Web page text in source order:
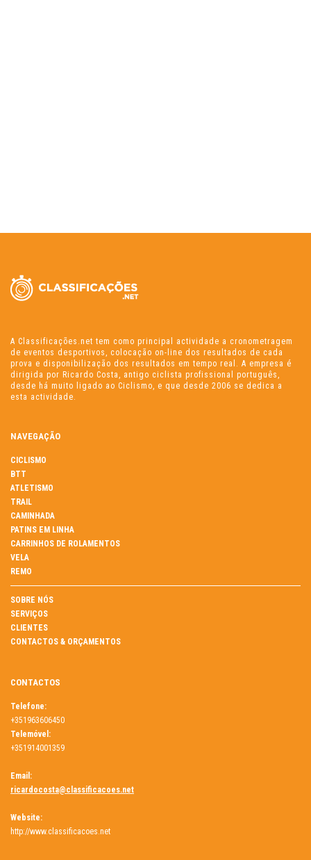
A Classificações.net tem como principal actividade a cronometragem
de eventos desportivos, colocação on-line dos resultados de cada
prova e disponibilização dos resultados em tempo real. A empresa é
dirigida por Ricardo Costa, antigo ciclista profissional português,
desde há muito ligado ao Ciclismo, e que desde 2006 se dedica a
esta actividade.
NAVEGAÇÃO
CICLISMO
BTT
ATLETISMO
TRAIL
CAMINHADA
PATINS EM LINHA
CARRINHOS DE ROLAMENTOS
VELA
REMO
SOBRE NÓS
SERVIÇOS
CLIENTES
CONTACTOS & ORÇAMENTOS
CONTACTOS
Telefone:
+351963606450
Telemóvel:
+351914001359
Email:
ricardocosta@classificacoes.net
Website:
http://www.classificacoes.net